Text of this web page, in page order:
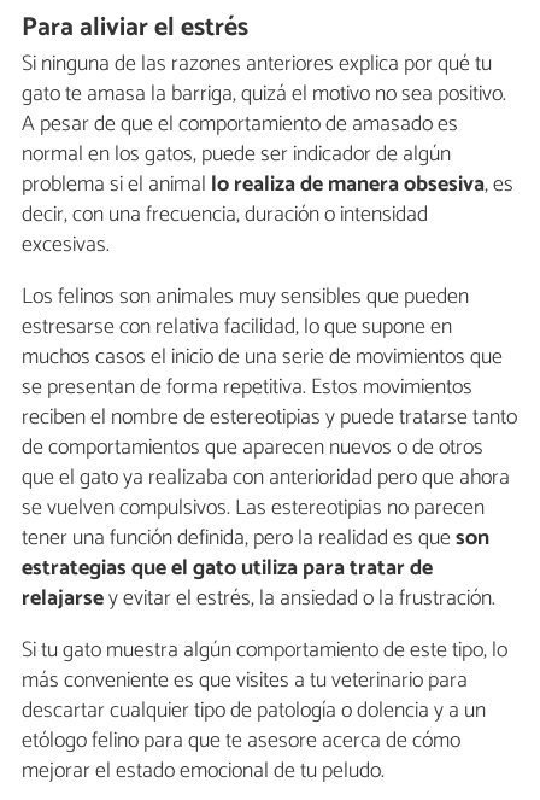
Para aliviar el estrés
Si ninguna de las razones anteriores explica por qué tu
gato te amasa la barriga, quizá el motivo no sea positivo.
A pesar de que el comportamiento de amasado es
normal en los gatos, puede ser indicador de algún
problema si el animal lo realiza de manera obsesiva, es
decir, con una frecuencia, duración o intensidad
excesivas.
Los felinos son animales muy sensibles que pueden
estresarse con relativa facilidad, lo que supone en
muchos casos el inicio de una serie de movimientos que
se presentan de forma repetitiva. Estos movimientos
reciben el nombre de estereotipias y puede tratarse tanto
de comportamientos que aparecen nuevos o de otros
que el gato ya realizaba con anterioridad pero que ahora
se vuelven compulsivos. Las estereotipias no parecen
tener una función definida, pero la realidad es queson
estrategias que el gato utiliza para tratar de
relajarsey evitar el estrés, la ansiedad o la frustración.
Si tu gato muestra algún comportamiento de este tipo, lo
más conveniente es que visites a tu veterinario para
descartar cualquier tipo de patología o dolencia y a un
etólogo felino para que te asesore acerca de cómo
mejorar el estado emocional de tu peludo.